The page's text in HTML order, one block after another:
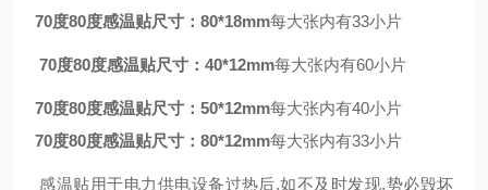
70度80度感温贴尺寸：80*18mm每大张内有33小片
70度80度感温贴尺寸：40*12mm每大张内有60小片
70度80度感温贴尺寸：50*12mm每大张内有40小片
70度80度感温贴尺寸：80*12mm每大张内有33小片
感温贴用于电力供电设备过热后,如不及时发现,势必毁坏